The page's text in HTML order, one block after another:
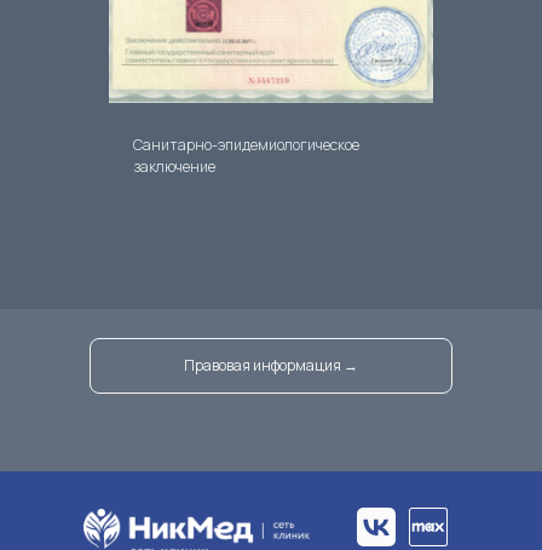
Санитарно-эпидемиологическое
заключение
Правовая информация →